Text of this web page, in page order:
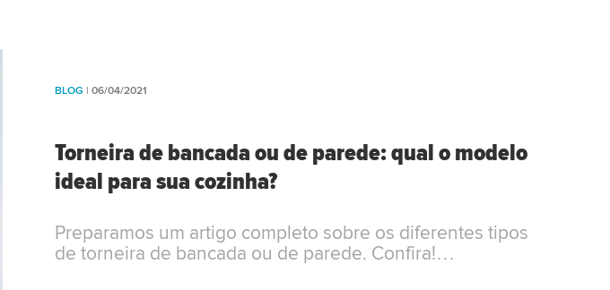
BLOG | 06/04/2021
Torneira de bancada ou de parede: qual o modelo
ideal para sua cozinha?
Preparamos um artigo completo sobre os diferentes tipos
de torneira de bancada ou de parede. Confira!…